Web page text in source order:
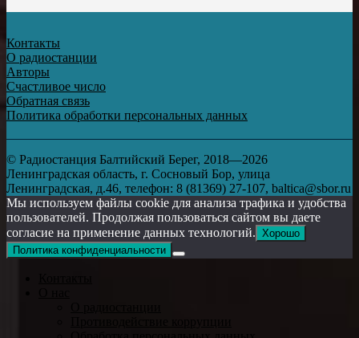
Контакты
О радиостанции
Авторы
Счастливое число
Обратная связь
Политика обработки персональных данных
© Радиостанция Балтийский Берег, 2018—2026
Ленинградская область, г. Сосновый Бор, улица
Ленинградская, д.46, телефон: 8 (81369) 27-107, baltica@sbor.ru
Мы используем файлы cookie для анализа трафика и удобства
пользователей. Продолжая пользоваться сайтом вы даете
согласие на применение данных технологий. Хорошо
Политика конфиденциальности